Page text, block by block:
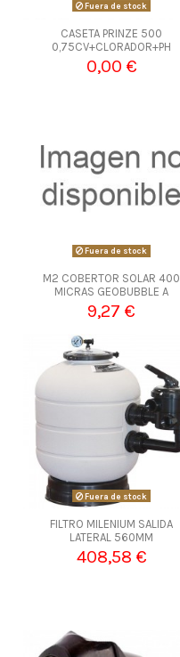
Fuera de stock
CASETA PRINZE 500
0,75CV+CLORADOR+PH
0,00 €
Fuera de stock
M2 COBERTOR SOLAR 400
MICRAS GEOBUBBLE A
9,27 €
Fuera de stock
FILTRO MILENIUM SALIDA
LATERAL 560MM
408,58 €